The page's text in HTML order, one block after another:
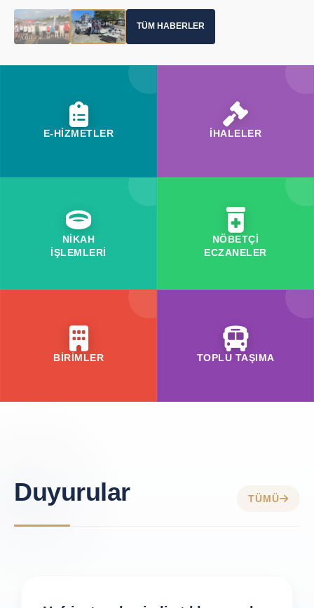
TÜM HABERLER
E-HİZMETLER İHALELER
NİKAH
İŞLEMLERİ
NÖBETÇİ
ECZANELER
BİRİMLER TOPLU TAŞIMA
Duyurular TÜMÜ